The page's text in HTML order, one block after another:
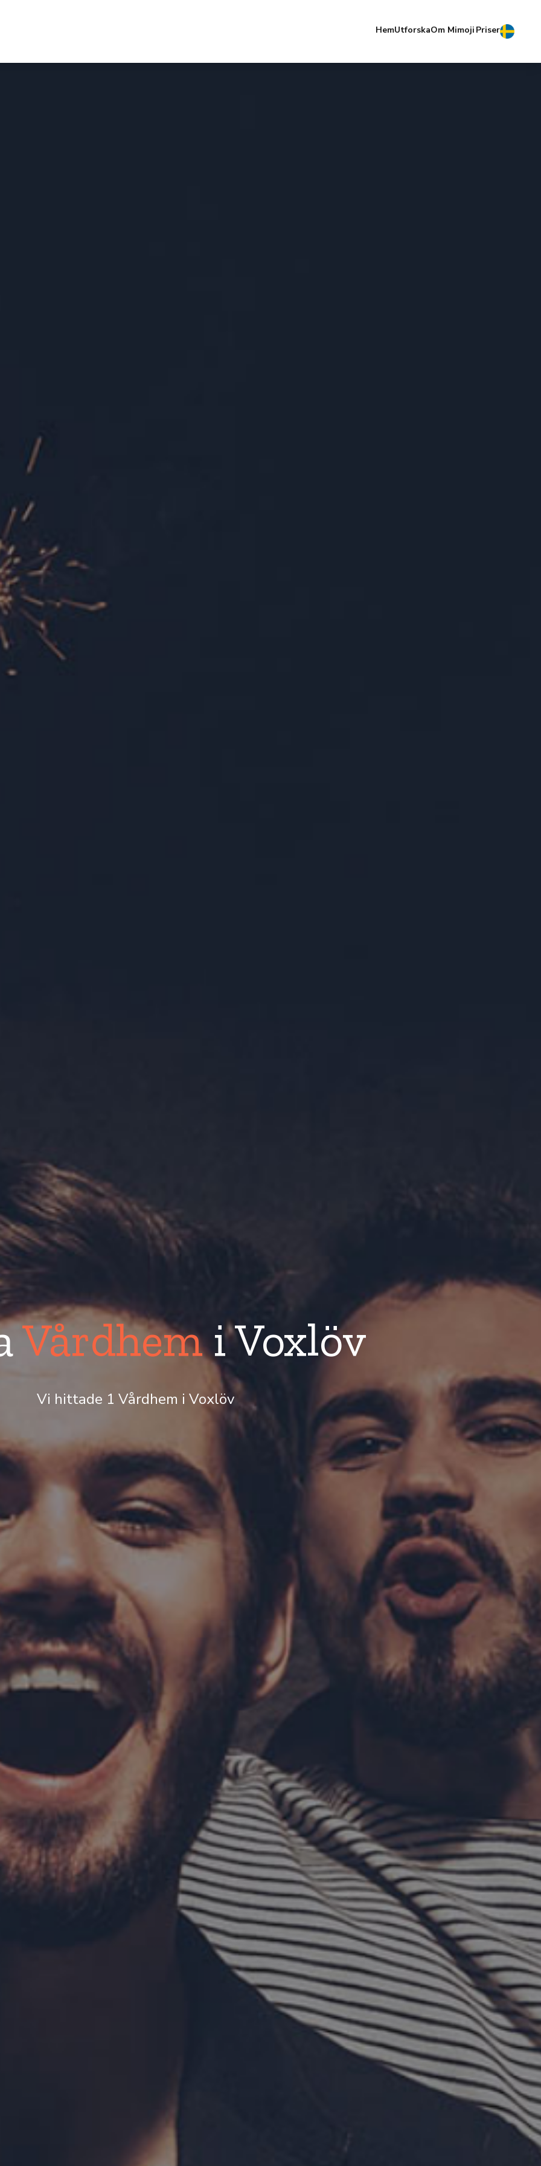
HemUtforskaOm Mimoji Priser
Vårdhemi Voxlöv
Vi hittade 1 Vårdhem i Voxlöv